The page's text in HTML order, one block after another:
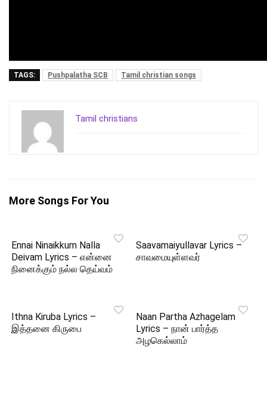
TAGS: Pushpalatha SCB Tamil christian songs
Tamil christians
More Songs For You
Ennai Ninaikkum Nalla
Deivam Lyrics – என்னை
நினைக்கும் நல்ல தெய்வம்
Saavamaiyullavar Lyrics –
சாவமையுள்ளவர்
Ithna Kiruba Lyrics –
இத்தனை கிருபை
Naan Partha Azhagelam
Lyrics – நான் பார்த்த
அழகெல்லாம்